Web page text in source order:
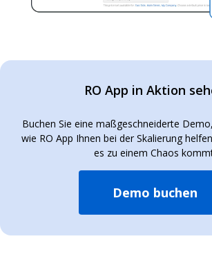
RO App in Aktion
Buchen Sie eine maßgeschneiderte
wie RO App Ihnen bei der Skalierung
es zu einem Chaos
Demo buchen